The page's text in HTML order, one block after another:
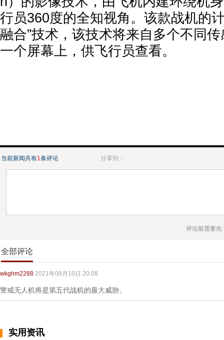
行员360度的全知视角。该款战机的
融合”技术，该技术将来自多个不同
一个屏幕上，供飞行员查看。
当前新闻共有1条评论 分享到：
评论前需要先
全部评论
wkghm2288 2021年09月10日 20:08
警戒无人机将是第五代战机的最大威胁。
实用资讯